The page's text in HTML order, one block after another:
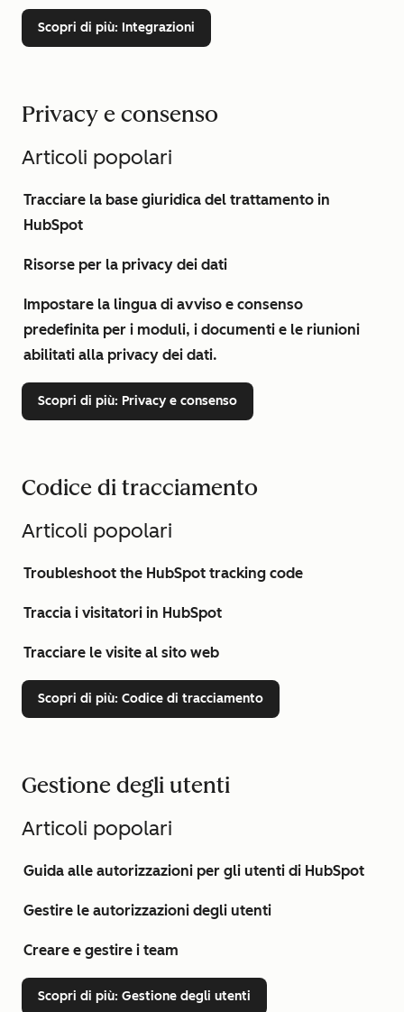
Scopri di più: Integrazioni
Privacy e consenso
Articoli popolari
Tracciare la base giuridica del trattamento in
HubSpot
Risorse per la privacy dei dati
Impostare la lingua di avviso e consenso
predefinita per i moduli, i documenti e le riunioni
abilitati alla privacy dei dati.
Scopri di più: Privacy e consenso
Codice di tracciamento
Articoli popolari
Troubleshoot the HubSpot tracking code
Traccia i visitatori in HubSpot
Tracciare le visite al sito web
Scopri di più: Codice di tracciamento
Gestione degli utenti
Articoli popolari
Guida alle autorizzazioni per gli utenti di HubSpot
Gestire le autorizzazioni degli utenti
Creare e gestire i team
Scopri di più: Gestione degli utenti